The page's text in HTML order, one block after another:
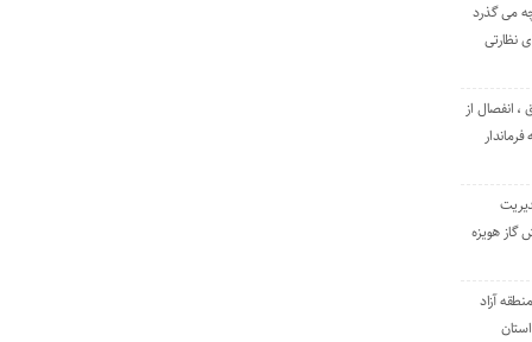
می گذرد
نظارتی
انفصال از
گاز هویزه
آزاد